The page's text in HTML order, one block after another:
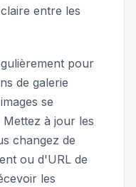
entre les
pour
de galerie
se
à jour les
changez de
ou d'URL de
les